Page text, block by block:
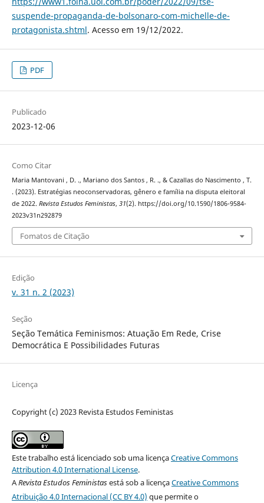
suspende-propaganda-de-bolsonaro-com-michelle-de-
protagonista.shtml. Acesso em 19/12/2022.
PDF
Publicado
2023-12-06
Como Citar
Maria Mantovani , D. ., Mariano dos Santos , R. ., & Cazallas do Nascimento , T.
. (2023). Estratégias neoconservadoras, gênero e família na disputa eleitoral
de 2022. Revista Estudos Feministas, 31(2). https://doi.org/10.1590/1806-9584-
2023v31n292879
Fomatos de Citação
Edição
v. 31 n. 2 (2023)
Seção
Seção Temática Feminismos: Atuação Em Rede, Crise
Democrática E Possibilidades Futuras
Licença
Copyright (c) 2023 Revista Estudos Feministas
Este trabalho está licenciado sob uma licençaCreative Commons
Attribution 4.0 International License.
ARevista Estudos Feministasestá sob a licençaCreative Commons
Atribuição 4.0 Internacional (CC BY 4.0) que permite o